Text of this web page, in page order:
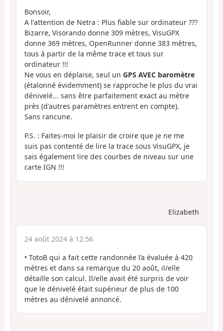
Bonsoir,
A l'attention de Netra : Plus fiable sur ordinateur ???
Bizarre, Visorando donne 309 mètres, VisuGPX
donne 369 mètres, OpenRunner donne 383 mètres,
tous à partir de la même trace et tous sur
ordinateur !!!
Ne vous en déplaise, seul un GPS AVEC baromètre
(étalonné évidemment) se rapproche le plus du vrai
dénivelé... sans être parfaitement exact au mètre
près (d'autres paramètres entrent en compte).
Sans rancune.
P.S. : Faites-moi le plaisir de croire que je ne me
suis pas contenté de lire la trace sous VisuGPX, je
sais également lire des courbes de niveau sur une
carte IGN !!!
Elizabeth
24 août 2024 à 12:56
• TotoB qui a fait cette randonnée l’a évaluée à 420
mètres et dans sa remarque du 20 août, il/elle
détaille son calcul. Il/elle avait été surpris de voir
que le dénivelé était supérieur de plus de 100
mètres au dénivelé annoncé.